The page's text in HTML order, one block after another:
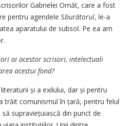
Gabrielei Omăt, care a fost
pentru agendele Sburătorul, le-a
aparatului de subsol. Pe ea am
ai acestor scrisori, intelectuali
acestui fond?
și a exilului, dar și pentru
trăit comunismul în țară, pentru felul
supraviețuiască din punct de